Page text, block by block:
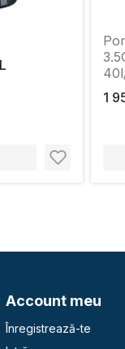
1
Account meu
Înregistrează-te